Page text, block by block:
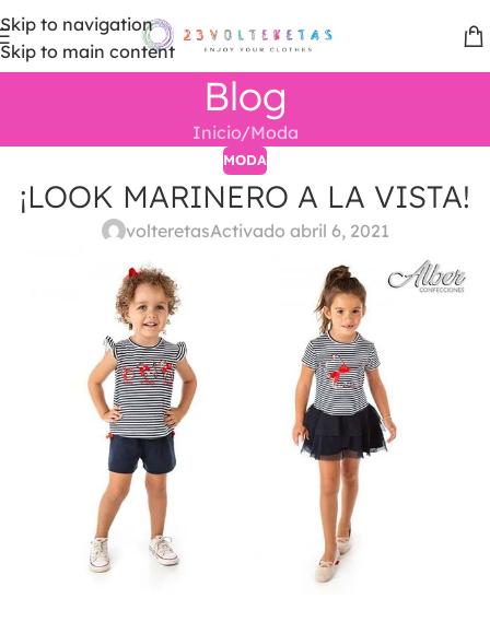
Skip to navigation
Skip to main content
Blog
Inicio Moda
MODA
¡LOOK MARINERO A LA VISTA!
volteretasActivado abril 6, 2021